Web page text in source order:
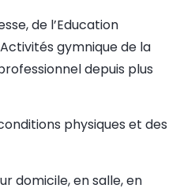
de l’Education
gymnique de la
depuis plus
physiques et des
domicile, en salle, en